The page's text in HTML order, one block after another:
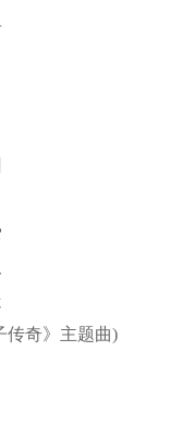
传奇》主题曲)